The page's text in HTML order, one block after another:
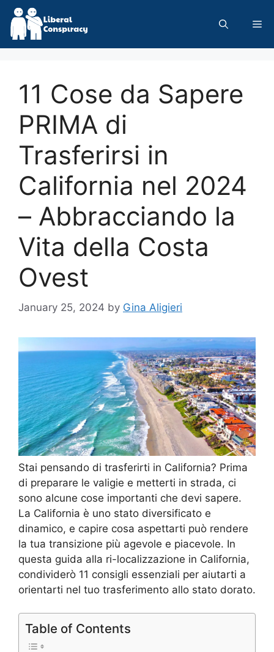
Skip
content
11 Cose da Sapere
PRIMA di
Trasferirsi in
California nel 2024
– Abbracciando la
Vita della Costa
Ovest
January 25, 2024 by Gina Aligieri
Stai pensando di trasferirti in California? Prima
di preparare le valigie e metterti in strada, ci
sono alcune cose importanti che devi sapere.
La California è uno stato diversificato e
dinamico, e capire cosa aspettarti può rendere
la tua transizione più agevole e piacevole. In
questa guida alla ri-localizzazione in California,
condividerò 11 consigli essenziali per aiutarti a
orientarti nel tuo trasferimento allo stato dorato.
Table of Contents